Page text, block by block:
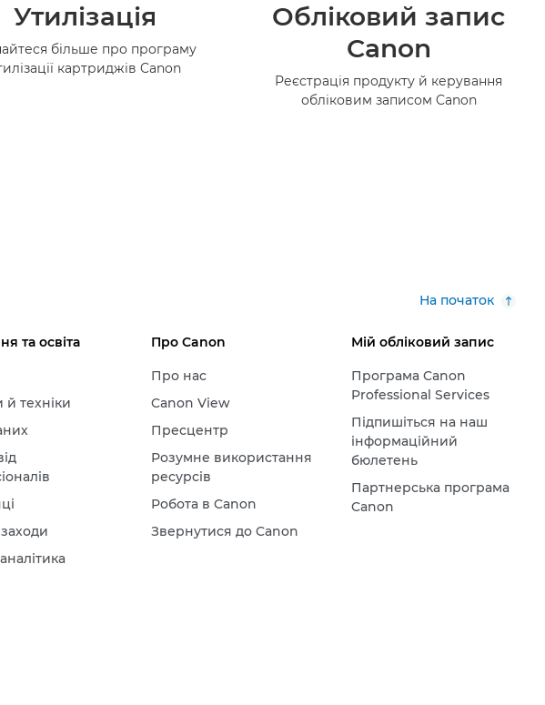
Утилізація
більше про програму
картриджів Canon
Обліковий запис
Canon
Реєстрація продукту й керування
обліковим записом Canon
На початок
та освіта
техніки
Про Canon
Про нас
Canon View
Пресцентр
Розумне використання
ресурсів
Робота в Canon
Звернутися до Canon
Мій обліковий запис
Програма Canon
Professional Services
Підпишіться на наш
інформаційний
бюлетень
Партнерська програма
Canon